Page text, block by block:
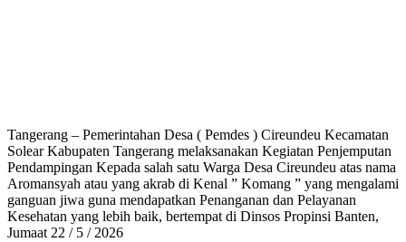
Tangerang – Pemerintahan Desa ( Pemdes ) Cireundeu Kecamatan
Solear Kabupaten Tangerang melaksanakan Kegiatan Penjemputan
Pendampingan Kepada salah satu Warga Desa Cireundeu atas nama
Aromansyah atau yang akrab di Kenal ” Komang ” yang mengalami
ganguan jiwa guna mendapatkan Penanganan dan Pelayanan
Kesehatan yang lebih baik, bertempat di Dinsos Propinsi Banten,
Jumaat 22 / 5 / 2026